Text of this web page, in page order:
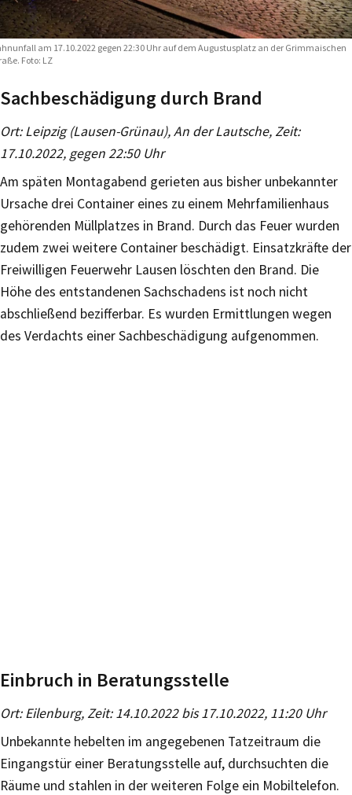
am 17.10.2022 gegen 22:30 Uhr auf dem Augustusplatz an der Grimmaischen
Foto: LZ
Sachbeschädigung durch Brand
Ort: Leipzig (Lausen-Grünau), An der Lautsche, Zeit:
17.10.2022, gegen 22:50 Uhr
Am späten Montagabend gerieten aus bisher unbekannter
Ursache drei Container eines zu einem Mehrfamilienhaus
gehörenden Müllplatzes in Brand. Durch das Feuer wurden
zudem zwei weitere Container beschädigt. Einsatzkräfte der
Freiwilligen Feuerwehr Lausen löschten den Brand. Die
Höhe des entstandenen Sachschadens ist noch nicht
abschließend bezifferbar. Es wurden Ermittlungen wegen
des Verdachts einer Sachbeschädigung aufgenommen.
Einbruch in Beratungsstelle
Ort: Eilenburg, Zeit: 14.10.2022 bis 17.10.2022, 11:20 Uhr
Unbekannte hebelten im angegebenen Tatzeitraum die
Eingangstür einer Beratungsstelle auf, durchsuchten die
Räume und stahlen in der weiteren Folge ein Mobiltelefon.